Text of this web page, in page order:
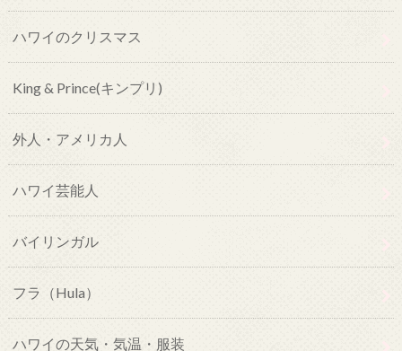
ハワイのクリスマス
King & Prince(キンプリ)
外人・アメリカ人
ハワイ芸能人
バイリンガル
フラ（Hula）
ハワイの天気・気温・服装